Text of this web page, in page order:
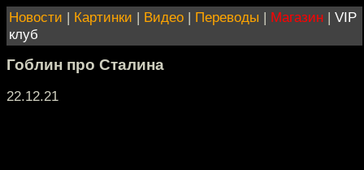
Новости | Картинки | Видео | Переводы | Магазин | VIP
клуб
Гоблин про Сталина
22.12.21